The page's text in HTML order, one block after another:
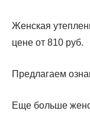
Женская
цене от 810 руб.
Предлагаем
Еще больше